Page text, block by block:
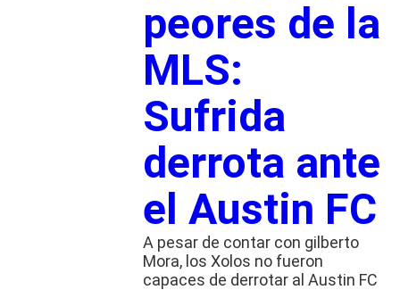
peores de la
MLS:
Sufrida
derrota ante
el Austin FC
A pesar de contar con gilberto
Mora, los Xolos no fueron
capaces de derrotar al Austin FC